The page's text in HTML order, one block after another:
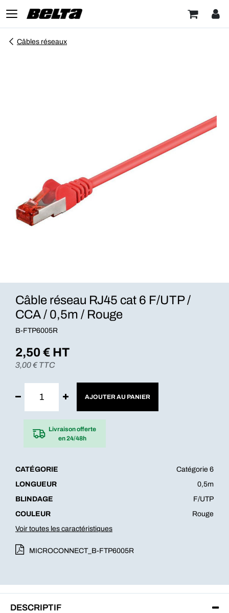
Câbles réseaux
Câble réseau RJ45 cat 6 F/UTP /
CCA / 0,5m / Rouge
B-FTP6005R
2,50€ HT
3,00€ TTC
AJOUTER AU PANIER
Livraison offerte
en 24/48h
CATÉGORIE
Catégorie 6
LONGUEUR
0,5m
BLINDAGE
F/UTP
COULEUR
Rouge
Voir toutes les caractéristiques
MICROCONNECT_B-FTP6005R
DESCRIPTIF